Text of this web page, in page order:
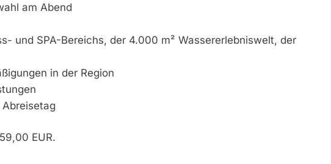
am Abend
und SPA-Bereichs, der 4.000 m² Wassererlebniswelt, der
in der Region
EUR.